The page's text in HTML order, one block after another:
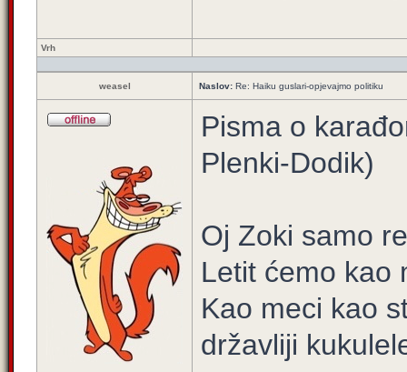
Vrh
weasel Naslov: Re: Haiku guslari-opjevajmo politiku
Pisma o
Plenki-Dodik)
Oj Zoki samo
Letit ćemo kao
Kao meci kao
državliji